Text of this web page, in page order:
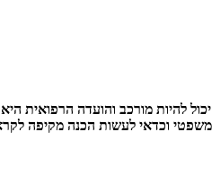
להיות מורכב והועדה הרפואית
וכדאי לעשות הכנה מקיפה